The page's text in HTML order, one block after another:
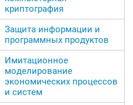
криптография
Защита информации и
программных продуктов
Имитационное
моделирование
экономических процессов
и систем